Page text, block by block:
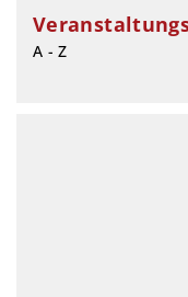
A - Z